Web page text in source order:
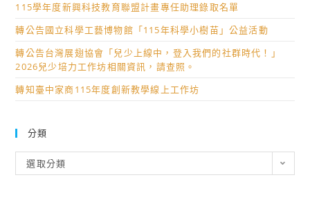
115學年度新興科技教育聯盟計畫專任助理錄取名單
轉公告國立科學工藝博物館「115年科學小樹苗」公益活動
轉公告台灣展翅協會「兒少上線中，登入我們的社群時代！」
2026兒少培力工作坊相關資訊，請查照。
轉知臺中家商115年度創新教學線上工作坊
分類
類
選取分類